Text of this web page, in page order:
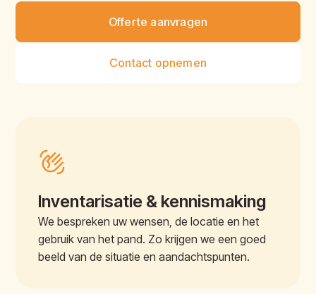
Offerte aanvragen
Contact opnemen
Inventarisatie & kennismaking
We bespreken uw wensen, de locatie en het
gebruik van het pand. Zo krijgen we een goed
beeld van de situatie en aandachtspunten.